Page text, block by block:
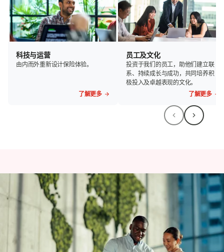
科技与运营
由内而外重新设计保险体验。
了解更多
员工及文化
投资于我们的员工，助他们建立联
系、持续成长与成功，共同培养积
极投入及卓越表现的文化。
了解更多